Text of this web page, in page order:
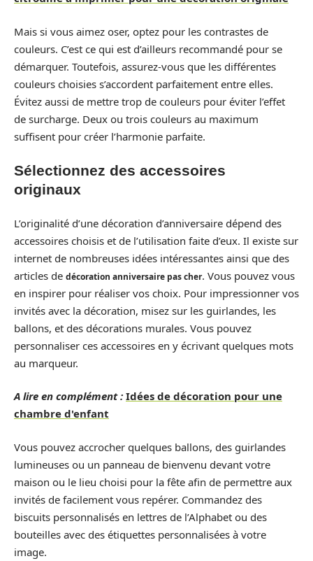
Mais si vous aimez oser, optez pour les contrastes de
couleurs. C’est ce qui est d’ailleurs recommandé pour se
démarquer. Toutefois, assurez-vous que les différentes
couleurs choisies s’accordent parfaitement entre elles.
Évitez aussi de mettre trop de couleurs pour éviter l’effet
de surcharge. Deux ou trois couleurs au maximum
suffisent pour créer l’harmonie parfaite.
Sélectionnez des accessoires
originaux
L’originalité d’une décoration d’anniversaire dépend des
accessoires choisis et de l’utilisation faite d’eux. Il existe sur
internet de nombreuses idées intéressantes ainsi que des
articles de décoration anniversaire pas cher. Vous pouvez vous
en inspirer pour réaliser vos choix. Pour impressionner vos
invités avec la décoration, misez sur les guirlandes, les
ballons, et des décorations murales. Vous pouvez
personnaliser ces accessoires en y écrivant quelques mots
au marqueur.
A lire en complément : Idées de décoration pour une
chambre d'enfant
Vous pouvez accrocher quelques ballons, des guirlandes
lumineuses ou un panneau de bienvenu devant votre
maison ou le lieu choisi pour la fête afin de permettre aux
invités de facilement vous repérer. Commandez des
biscuits personnalisés en lettres de l’Alphabet ou des
bouteilles avec des étiquettes personnalisées à votre
image.